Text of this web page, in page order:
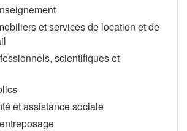
et services de location et de
scientifiques et
et assistance sociale